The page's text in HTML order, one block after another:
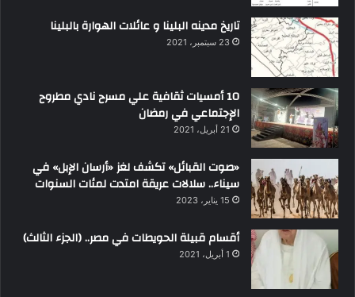
تاريخ مدينه البلينا و عائلات الهوارة بالبلينا
23 سبتمبر، 2021
10 أمسيات ثقافية علي مسرح نادي مطروح
الإجتماعي في رمضان
21 أبريل، 2021
«صوت القبائل» تكشف لغز «أرسان الإبل» في
سيناء.. سلالات عريقة امتدت لمئات السنوات
15 يناير، 2023
أقسام قبيلة الحويطات في مصر.. (الجزء الثالث)
1 أبريل، 2021